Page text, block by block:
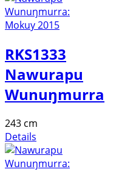
RKS1333
Nawurapu
Wunuŋmurra
243 cm
Details